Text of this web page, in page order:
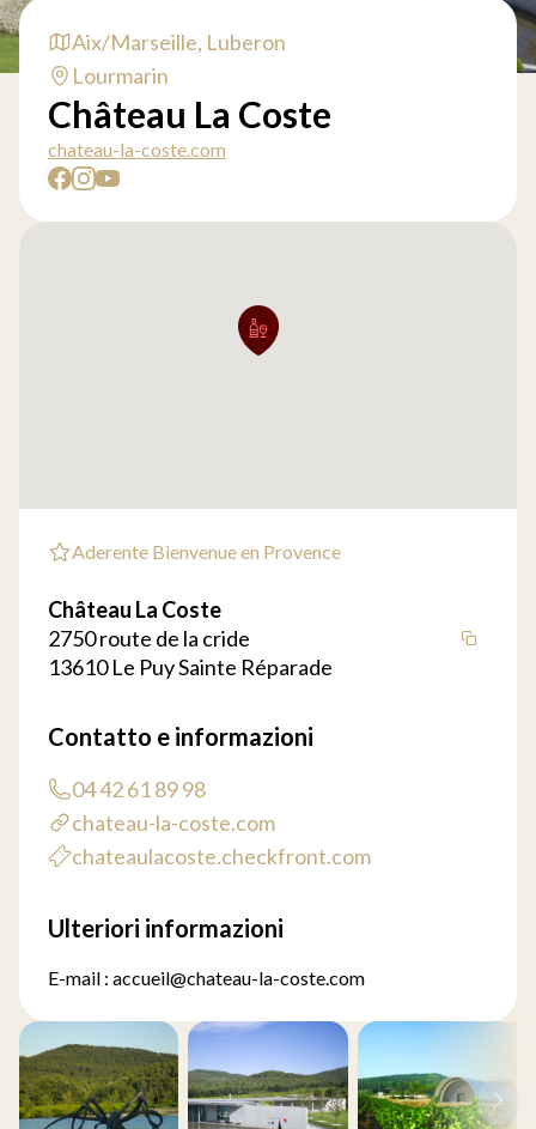
Aix/Marseille, Luberon
Lourmarin
Château La Coste
chateau-la-coste.com
Aderente Bienvenue en Provence
Château La Coste
2750 route de la cride
13610 Le Puy Sainte Réparade
Contatto e informazioni
04 42 61 89 98
chateau-la-coste.com
chateaulacoste.checkfront.com
Ulteriori informazioni
E-mail : accueil@chateau-la-coste.com